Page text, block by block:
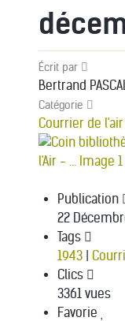
Écrit par
Bertrand
Catégorie
Courrier de l'air
Publication
22
Tags
1943
Clics
3361 vues
Favorie